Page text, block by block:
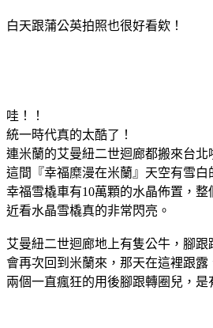
白天跟蒲公英拍照也很好看欸！
哇！！
統一時代真的太酷了！
連米蘭的艾曼紐二世迴廊都搬來台北
這間『幸福糜漫在米蘭』天空有雪
幸福雪橇車有10萬顆的水晶佈置，整
近看水晶雪橇真的非常閃亮。
艾曼紐二世迴廊地上有隻公牛，腳
會再次回到米蘭來，那天在這裡跟露
兩個一直瘋狂的用後腳跟轉圈兒，是